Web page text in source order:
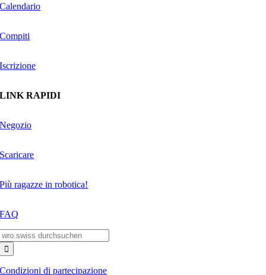
Calendario
Compiti
Iscrizione
LINK RAPIDI
Negozio
Scaricare
Più ragazze in robotica!
FAQ
Condizioni di partecipazione